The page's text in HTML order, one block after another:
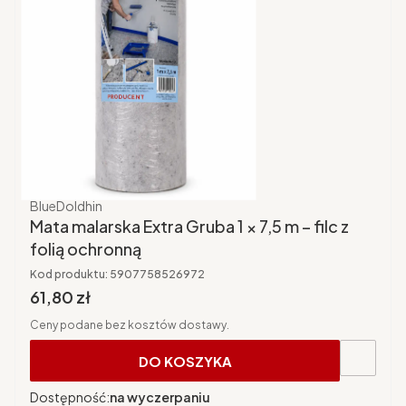
Producent
BlueDoldhin
Mata malarska Extra Gruba 1 × 7,5 m – filc z
folią ochronną
Kod produktu: 5907758526972
Cena brutto
61,80 zł
Ceny podane bez kosztów dostawy.
DO KOSZYKA
Dostępność:na wyczerpaniu